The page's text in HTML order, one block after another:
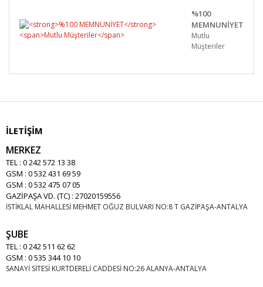
%100
MEMNUNİYET
Mutlu
Müşteriler
İLETİŞİM
MERKEZ
TEL : 0 242 572 13 38
GSM : 0 532 431 69 59
GSM : 0 532 475 07 05
GAZİPAŞA VD. (TC) : 27020159556
İSTİKLAL MAHALLESİ MEHMET OĞUZ BULVARI NO:8 T GAZİPAŞA-ANTALYA
ŞUBE
TEL : 0 242 511 62 62
GSM : 0 535 344 10 10
SANAYİ SİTESİ KURTDERELİ CADDESİ NO:26 ALANYA-ANTALYA